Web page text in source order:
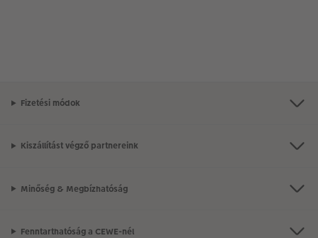
Fizetési módok
Kiszállítást végző partnereink
Minőség & Megbízhatóság
Fenntarthatóság a CEWE-nél